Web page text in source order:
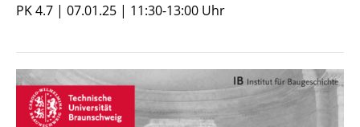
PK 4.7 | 07.01.25 | 11:30-13:00 Uhr